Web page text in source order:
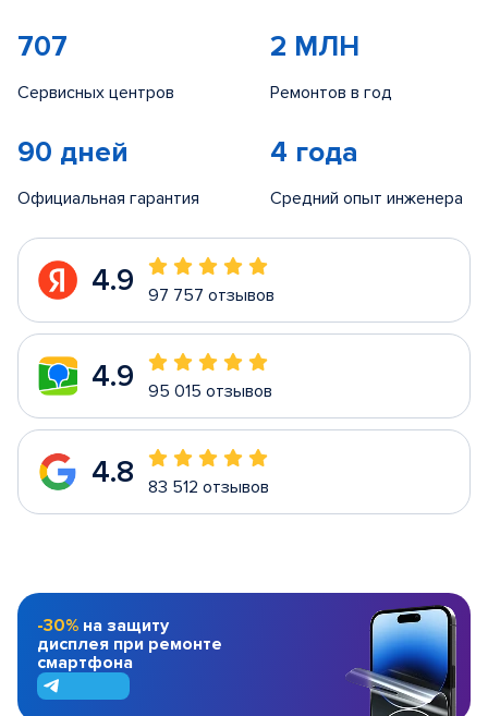
707
Сервисных центров
2 МЛН
Ремонтов в год
90 дней
Официальная гарантия
4 года
Средний опыт инженера
4.9 97 757 отзывов
4.9 95 015 отзывов
4.8 83 512 отзывов
-30% на защиту
дисплея при ремонте
смартфона